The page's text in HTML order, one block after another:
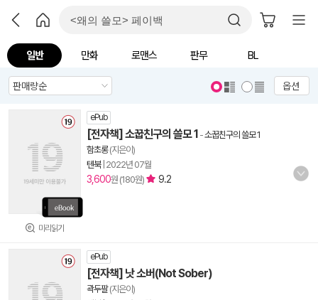
일반 만화 로맨스 판무 BL
옵션
미리읽기
ePub
[전자책] 소꿉친구의 쓸모 1 -소꿉친구의 쓸모 1
함초롱(지은이)
텐북| 2022년 07월
3,600원 (180원) 9.2
ePub
[전자책] 낫 소버(Not Sober)
곽두팔(지은이)